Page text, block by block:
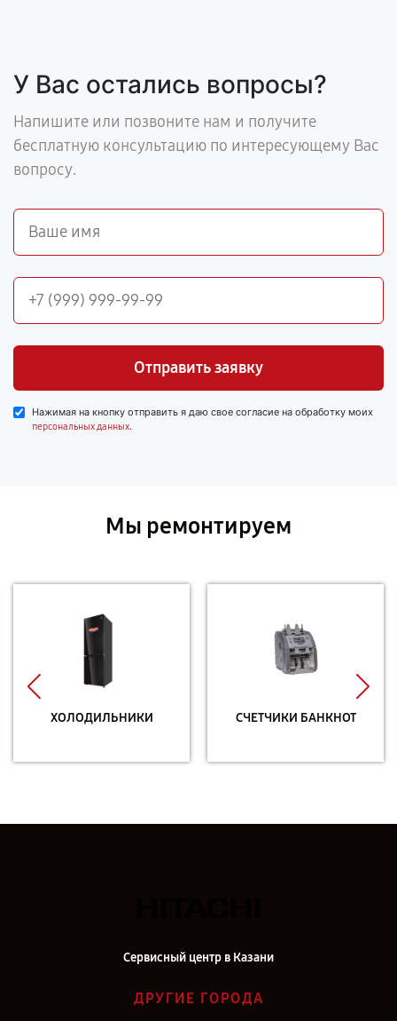
У Вас остались вопросы?
Напишите или позвоните нам и получите
бесплатную консультацию по интересующему Вас
вопросу.
Отправить заявку
Нажимая на кнопку отправить я даю свое согласие на обработку моих
персональных данных.
Мы ремонтируем
ХОЛОДИЛЬНИКИ СЧЕТЧИКИ БАНКНОТ
Сервисный центр в Казани
ДРУГИЕ ГОРОДА